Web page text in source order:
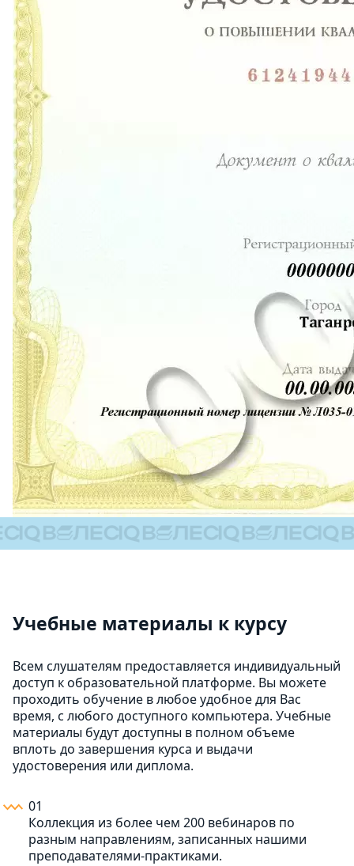
Учебные материалы к курсу
Всем слушателям предоставляется индивидуальный
доступ к образовательной платформе. Вы можете
проходить обучение в любое удобное для Вас
время, с любого доступного компьютера. Учебные
материалы будут доступны в полном объеме
вплоть до завершения курса и выдачи
удостоверения или диплома.
01
Коллекция из более чем 200 вебинаров по
разным направлениям, записанных нашими
преподавателями-практиками.